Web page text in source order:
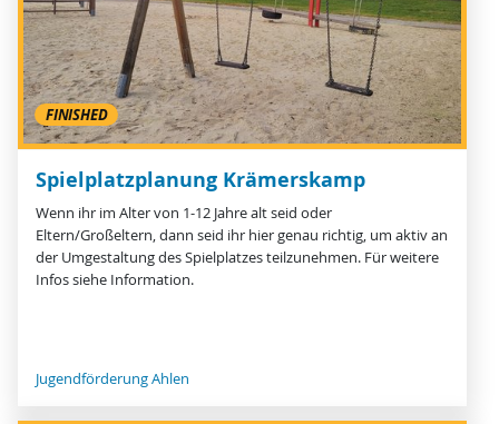
FINISHED
Spielplatzplanung Krämerskamp
Wenn ihr im Alter von 1-12 Jahre alt seid oder
Eltern/Großeltern, dann seid ihr hier genau richtig, um aktiv an
der Umgestaltung des Spielplatzes teilzunehmen. Für weitere
Infos siehe Information.
Jugendförderung Ahlen